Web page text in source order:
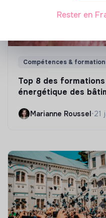
Compétences &
Top 8 des
énergétique des
Marianne Roussel•21
Rester en